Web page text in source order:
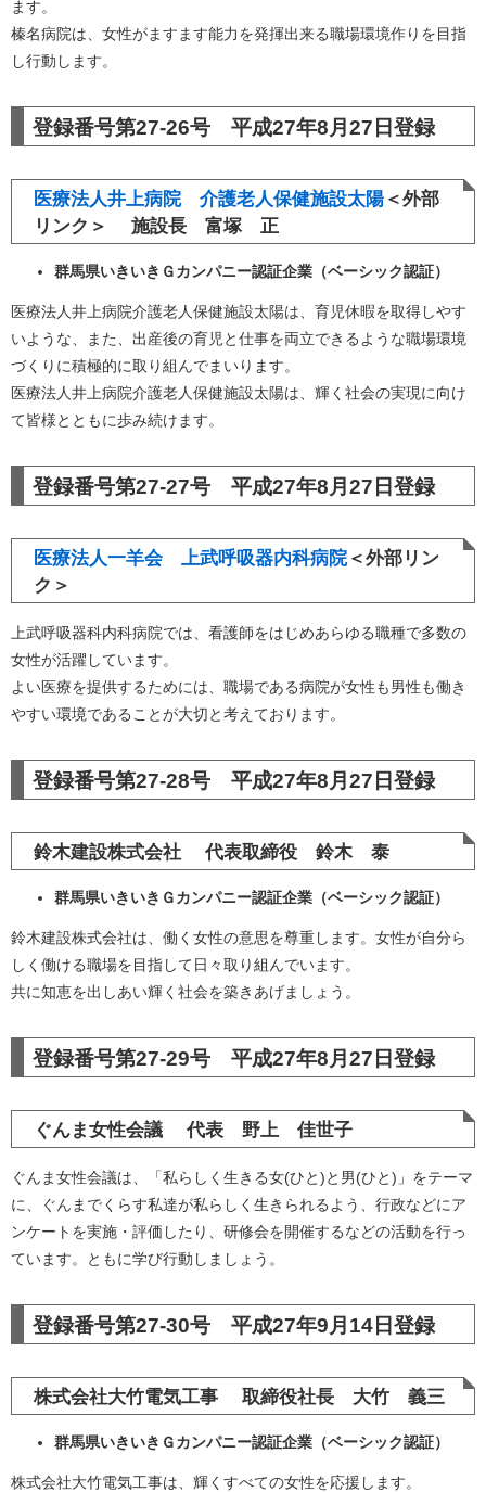
ます。
榛名病院は、女性がますます能力を発揮出来る職場環境作りを目指
し行動します。
登録番号第27-26号 平成27年8月27日登録
医療法人井上病院 介護老人保健施設太陽 ＜外部
リンク＞
施設長 富塚 正
群馬県いきいきＧカンパニー認証企業（ベーシック認証）
医療法人井上病院介護老人保健施設太陽は、育児休暇を取得しやす
いような、また、出産後の育児と仕事を両立できるような職場環境
づくりに積極的に取り組んでまいります。
医療法人井上病院介護老人保健施設太陽は、輝く社会の実現に向け
て皆様とともに歩み続けます。
登録番号第27-27号 平成27年8月27日登録
医療法人一羊会 上武呼吸器内科病院＜外部リン
ク＞
上武呼吸器科内科病院では、看護師をはじめあらゆる職種で多数の
女性が活躍しています。
よい医療を提供するためには、職場である病院が女性も男性も働き
やすい環境であることが大切と考えております。
登録番号第27-28号 平成27年8月27日登録
鈴木建設株式会社 代表取締役 鈴木 泰
群馬県いきいきＧカンパニー認証企業（ベーシック認証）
鈴木建設株式会社は、働く女性の意思を尊重します。女性が自分ら
しく働ける職場を目指して日々取り組んでいます。
共に知恵を出しあい輝く社会を築きあげましょう。
登録番号第27-29号 平成27年8月27日登録
ぐんま女性会議 代表 野上 佳世子
ぐんま女性会議は、「私らしく生きる女(ひと)と男(ひと)」をテーマ
に、ぐんまでくらす私達が私らしく生きられるよう、行政などにア
ンケートを実施・評価したり、研修会を開催するなどの活動を行っ
ています。ともに学び行動しましょう。
登録番号第27-30号 平成27年9月14日登録
株式会社大竹電気工事 取締役社長 大竹 義三
群馬県いきいきＧカンパニー認証企業（ベーシック認証）
株式会社大竹電気工事は、輝くすべての女性を応援します。